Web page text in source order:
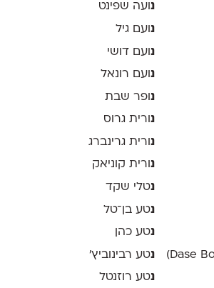
נועה שפינט
נ ועם גיל
נועם דושי
נ ועם רונאל
נ ופר שבת
נורית גרוס
נ ורית גרינברג
נורית קוניאק
נטלי שקד
נטע בן־טל
נטע כהן
נטע רבינוביץ׳
נטע רוזנטל